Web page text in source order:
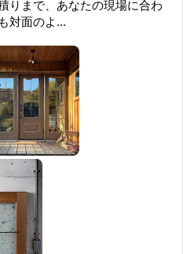
りまで、あなたの現場に合わ
対面のよ...